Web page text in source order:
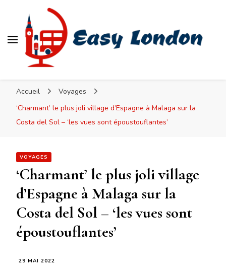
Accueil
Voyages
‘Charmant’ le plus joli village d’Espagne à Malaga sur la
Costa del Sol – ‘les vues sont époustouflantes’
VOYAGES
‘Charmant’ le plus joli village
d’Espagne à Malaga sur la
Costa del Sol – ‘les vues sont
époustouflantes’
29 MAI 2022